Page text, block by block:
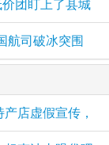
团盯上了县城
航司破冰突围
店虚假宣传，